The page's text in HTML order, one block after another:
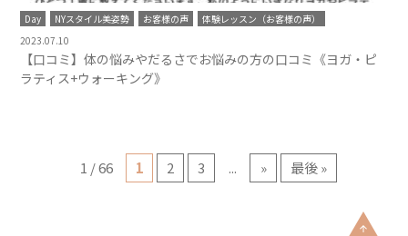
Day NYスタイル美姿勢 お客様の声
体験レッスン（お客様の声）
2023.07.10
【口コミ】体の悩みやだるさでお悩みの方の口コミ《ヨガ・ピ
ラティス+ウォーキング》
1 / 66 1 2 3 ... » 最後 »